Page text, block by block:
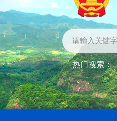
热门搜索：